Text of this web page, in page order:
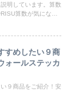
明しています。算数
算数が気になる
すめしたい９商
ォールステッカ
９商品をご紹介！安